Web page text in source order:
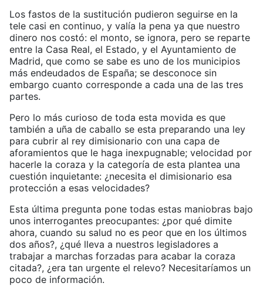
Los fastos de la sustitución pudieron seguirse en la
tele casi en continuo, y valía la pena ya que nuestro
dinero nos costó: el monto, se ignora, pero se reparte
entre la Casa Real, el Estado, y el Ayuntamiento de
Madrid, que como se sabe es uno de los municipios
más endeudados de España; se desconoce sin
embargo cuanto corresponde a cada una de las tres
partes.
Pero lo más curioso de toda esta movida es que
también a uña de caballo se esta preparando una ley
para cubrir al rey dimisionario con una capa de
aforamientos que le haga inexpugnable; velocidad por
hacerle la coraza y la categoría de esta plantea una
cuestión inquietante: ¿necesita el dimisionario esa
protección a esas velocidades?
Esta última pregunta pone todas estas maniobras bajo
unos interrogantes preocupantes: ¿por qué dimite
ahora, cuando su salud no es peor que en los últimos
dos años?, ¿qué lleva a nuestros legisladores a
trabajar a marchas forzadas para acabar la coraza
citada?, ¿era tan urgente el relevo? Necesitaríamos un
poco de información.